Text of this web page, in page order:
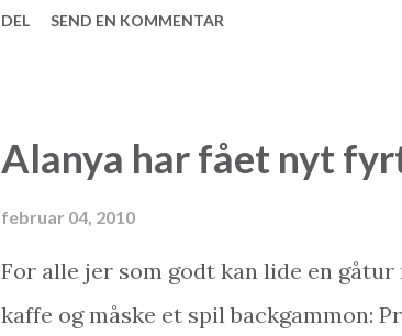
var tale om klodens største skælv,
på både den ene og den anden skala.
vi skandinavere er vant til. Et dansk
stort gult ”breaking news”, eksperter i
DEL SEND EN KOMMENTAR
Alanya har fået nyt
februar 04, 2010
For alle jer som godt kan lide en
kaffe og måske et spil backgammon: